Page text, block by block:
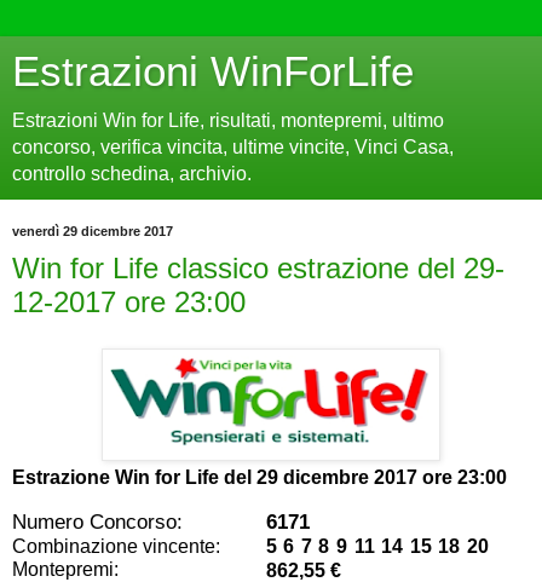
Estrazioni WinForLife
Estrazioni Win for Life, risultati, montepremi, ultimo
concorso, verifica vincita, ultime vincite, Vinci Casa,
controllo schedina, archivio.
venerdì 29 dicembre 2017
Win for Life classico estrazione del 29-
12-2017 ore 23:00
Estrazione Win for Life del 29 dicembre 2017 ore 23:00
Numero Concorso: 6171
Combinazione vincente:
5 6 7 8 9 11 14 15 18 20
Montepremi:
862,55 €